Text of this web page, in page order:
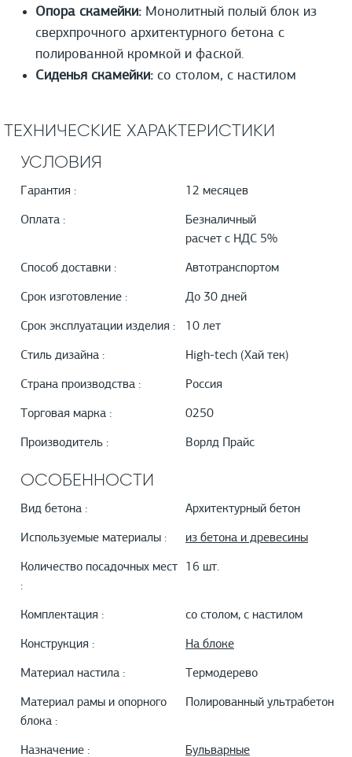
Опора скамейки: Монолитный полый блок из
сверхпрочного архитектурного бетона с
полированной кромкой и фаской.
Сиденья скамейки: со столом, с настилом
ТЕХНИЧЕСКИЕ ХАРАКТЕРИСТИКИ
УСЛОВИЯ
Гарантия : 12 месяцев
Оплата :
Безналичный
расчет с НДС 5%
Способ доставки : Автотранспортом
Срок изготовление : До 30 дней
Срок эксплуатации изделия : 10 лет
Стиль дизайна : High-tech (Хай тек)
Страна производства : Россия
Торговая марка : 0250
Производитель : Ворлд Прайс
ОСОБЕННОСТИ
Вид бетона : Архитектурный бетон
Используемые материалы : из бетона и древесины
Количество посадочных мест
:
16 шт.
Комплектация : со столом, с настилом
Конструкция : На блоке
Материал настила : Термодерево
Материал рамы и опорного
блока :
Полированный ультрабетон
Назначение : Бульварные